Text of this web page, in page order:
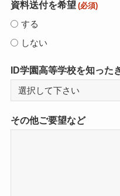
資料送付を希望 (必須)
する
しない
ID学園高等学校を知った
その他ご要望など